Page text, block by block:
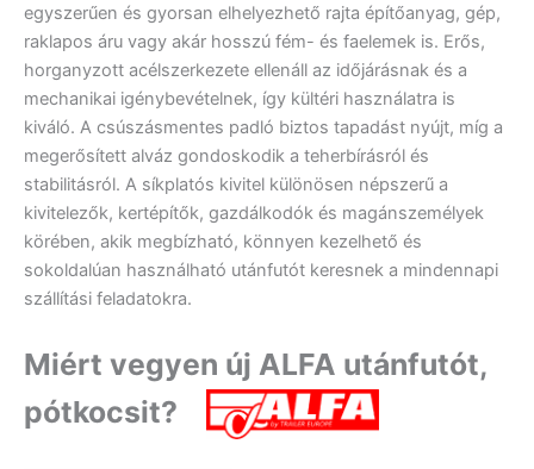
egyszerűen és gyorsan elhelyezhető rajta építőanyag, gép,
raklapos áru vagy akár hosszú fém- és faelemek is. Erős,
horganyzott acélszerkezete ellenáll az időjárásnak és a
mechanikai igénybevételnek, így kültéri használatra is
kiváló. A csúszásmentes padló biztos tapadást nyújt, míg a
megerősített alváz gondoskodik a teherbírásról és
stabilitásról. A síkplatós kivitel különösen népszerű a
kivitelezők, kertépítők, gazdálkodók és magánszemélyek
körében, akik megbízható, könnyen kezelhető és
sokoldalúan használható utánfutót keresnek a mindennapi
szállítási feladatokra.
Miért vegyen új ALFA utánfutót,
pótkocsit?